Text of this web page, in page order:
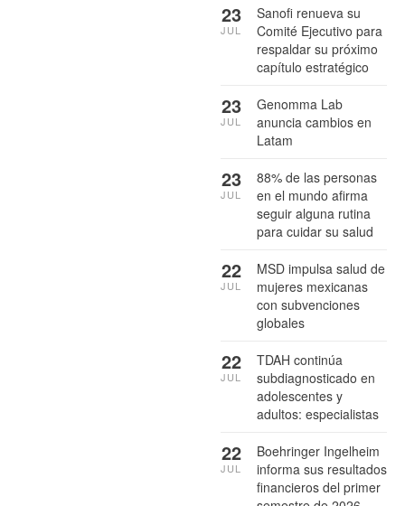
Sanofi renueva su
Comité Ejecutivo para
respaldar su próximo
capítulo estratégico
23
JUL
Genomma Lab
anuncia cambios en
Latam
23
JUL
88% de las personas
en el mundo afirma
seguir alguna rutina
para cuidar su salud
23
JUL
MSD impulsa salud de
mujeres mexicanas
con subvenciones
globales
22
JUL
TDAH continúa
subdiagnosticado en
adolescentes y
adultos: especialistas
22
JUL
Boehringer Ingelheim
informa sus resultados
financieros del primer
22
JUL